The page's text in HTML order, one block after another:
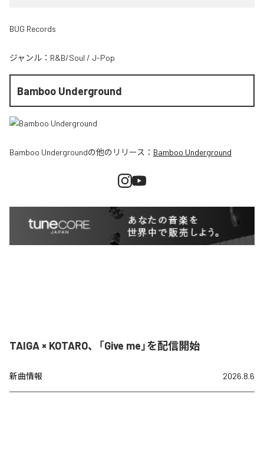
BUG Records
ジャンル： R&B/Soul / J-Pop
Bamboo Underground
Bamboo Undergroundの他のリリース： Bamboo Underground
TAIGA × KOTARO、「Give me」を配信開始
新曲情報 2026.8.6